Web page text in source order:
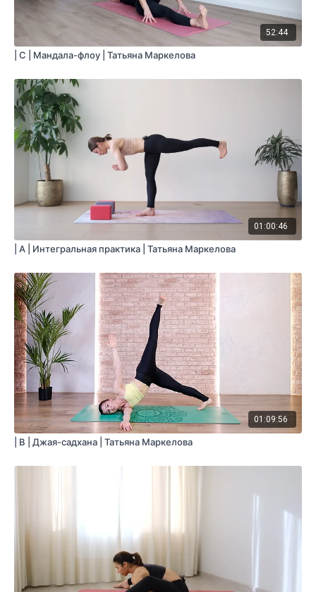
52:44
| C | Мандала-флоу | Татьяна Маркелова
01:00:46
| A | Интегральная практика | Татьяна Маркелова
01:09:56
| B | Джая-садхана | Татьяна Маркелова